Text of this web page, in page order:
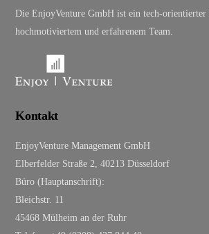
Die EnjoyVenture GmbH ist ein tech-
hochmotiviertem und erfahrenem Team.
Kontakt
EnjoyVenture Management GmbH
Elberfelder Straße 2, 40213 Düsseldorf
Büro (Hauptanschrift):
Bleichstr. 11
45468 Mülheim an der Ruhr